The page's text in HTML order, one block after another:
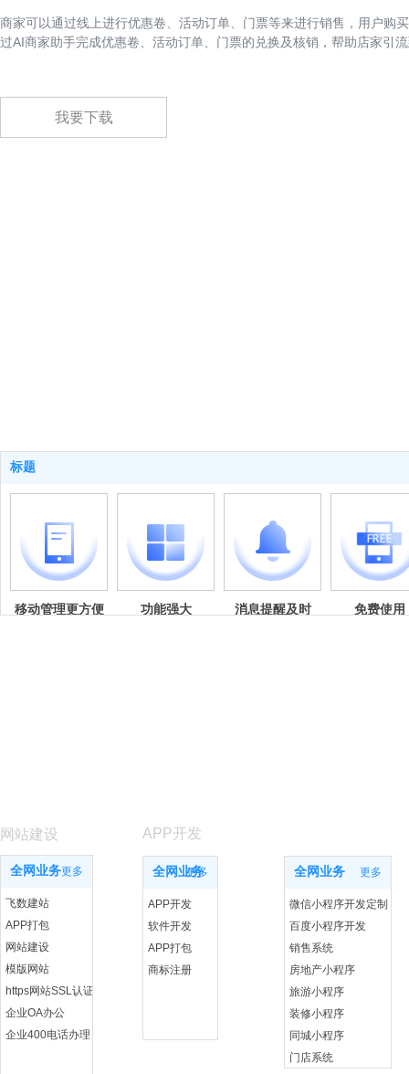
商家可以通过线上进行优惠卷、活动订单、门票等来进行销售，用户购
过AI商家助手完成优惠卷、活动订单、门票的兑换及核销，帮助店家引
我要下载
标题
移动管理更方便 功能强大 消息提醒及时 免费使用
全网业务更多
飞数建站
APP打包
网站建设
模版网站
https网站SSL认证
企业OA办公
企业400电话办理
全网业务
更多
APP开发
软件开发
APP打包
商标注册
全网业务 更多
微信小程序开发定制
百度小程序开发
销售系统
房地产小程序
旅游小程序
装修小程序
同城小程序
门店系统
网站建设 APP开发